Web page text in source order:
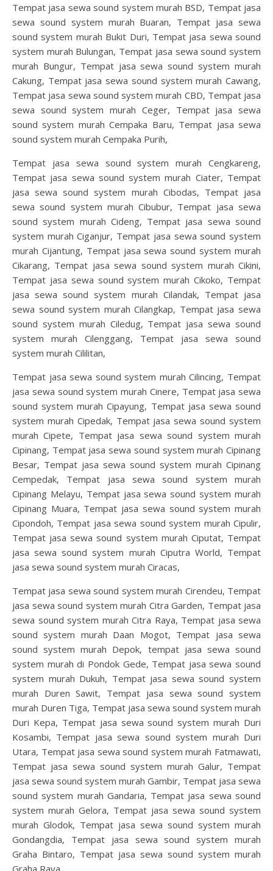
Tempat jasa sewa sound system murah BSD, Tempat jasa
sewa sound system murah Buaran, Tempat jasa sewa
sound system murah Bukit Duri, Tempat jasa sewa sound
system murah Bulungan, Tempat jasa sewa sound system
murah Bungur, Tempat jasa sewa sound system murah
Cakung, Tempat jasa sewa sound system murah Cawang,
Tempat jasa sewa sound system murah CBD, Tempat jasa
sewa sound system murah Ceger, Tempat jasa sewa
sound system murah Cempaka Baru, Tempat jasa sewa
sound system murah Cempaka Purih,
Tempat jasa sewa sound system murah Cengkareng,
Tempat jasa sewa sound system murah Ciater, Tempat
jasa sewa sound system murah Cibodas, Tempat jasa
sewa sound system murah Cibubur, Tempat jasa sewa
sound system murah Cideng, Tempat jasa sewa sound
system murah Ciganjur, Tempat jasa sewa sound system
murah Cijantung, Tempat jasa sewa sound system murah
Cikarang, Tempat jasa sewa sound system murah Cikini,
Tempat jasa sewa sound system murah Cikoko, Tempat
jasa sewa sound system murah Cilandak, Tempat jasa
sewa sound system murah Cilangkap, Tempat jasa sewa
sound system murah Ciledug, Tempat jasa sewa sound
system murah Cilenggang, Tempat jasa sewa sound
system murah Cililitan,
Tempat jasa sewa sound system murah Cilincing, Tempat
jasa sewa sound system murah Cinere, Tempat jasa sewa
sound system murah Cipayung, Tempat jasa sewa sound
system murah Cipedak, Tempat jasa sewa sound system
murah Cipete, Tempat jasa sewa sound system murah
Cipinang, Tempat jasa sewa sound system murah Cipinang
Besar, Tempat jasa sewa sound system murah Cipinang
Cempedak, Tempat jasa sewa sound system murah
Cipinang Melayu, Tempat jasa sewa sound system murah
Cipinang Muara, Tempat jasa sewa sound system murah
Cipondoh, Tempat jasa sewa sound system murah Cipulir,
Tempat jasa sewa sound system murah Ciputat, Tempat
jasa sewa sound system murah Ciputra World, Tempat
jasa sewa sound system murah Ciracas,
Tempat jasa sewa sound system murah Cirendeu, Tempat
jasa sewa sound system murah Citra Garden, Tempat jasa
sewa sound system murah Citra Raya, Tempat jasa sewa
sound system murah Daan Mogot, Tempat jasa sewa
sound system murah Depok, tempat jasa sewa sound
system murah di Pondok Gede, Tempat jasa sewa sound
system murah Dukuh, Tempat jasa sewa sound system
murah Duren Sawit, Tempat jasa sewa sound system
murah Duren Tiga, Tempat jasa sewa sound system murah
Duri Kepa, Tempat jasa sewa sound system murah Duri
Kosambi, Tempat jasa sewa sound system murah Duri
Utara, Tempat jasa sewa sound system murah Fatmawati,
Tempat jasa sewa sound system murah Galur, Tempat
jasa sewa sound system murah Gambir, Tempat jasa sewa
sound system murah Gandaria, Tempat jasa sewa sound
system murah Gelora, Tempat jasa sewa sound system
murah Glodok, Tempat jasa sewa sound system murah
Gondangdia, Tempat jasa sewa sound system murah
Graha Bintaro, Tempat jasa sewa sound system murah
Graha Raya,